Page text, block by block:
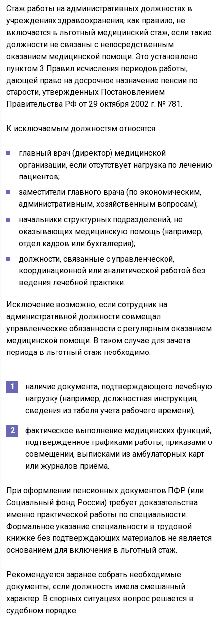
Стаж работы на административных должностях в
учреждениях здравоохранения, как правило, не
включается в льготный медицинский стаж, если такие
должности не связаны с непосредственным
оказанием медицинской помощи. Это установлено
пунктом 3 Правил исчисления периодов работы,
дающей право на досрочное назначение пенсии по
старости, утверждённых Постановлением
Правительства РФ от 29 октября 2002 г. № 781.
К исключаемым должностям относятся:
главный врач (директор) медицинской
организации, если отсутствует нагрузка по лечению
пациентов;
заместители главного врача (по экономическим,
административным, хозяйственным вопросам);
начальники структурных подразделений, не
оказывающих медицинскую помощь (например,
отдел кадров или бухгалтерия);
должности, связанные с управленческой,
координационной или аналитической работой без
ведения лечебной практики.
Исключение возможно, если сотрудник на
административной должности совмещал
управленческие обязанности с регулярным оказанием
медицинской помощи. В таком случае для зачета
периода в льготный стаж необходимо:
наличие документа, подтверждающего лечебную
нагрузку (например, должностная инструкция,
сведения из табеля учета рабочего времени);
фактическое выполнение медицинских функций,
подтвержденное графиками работы, приказами о
совмещении, выписками из амбулаторных карт
или журналов приёма.
При оформлении пенсионных документов ПФР (или
Социальный фонд России) требует доказательства
именно практической работы по специальности.
Формальное указание специальности в трудовой
книжке без подтверждающих материалов не является
основанием для включения в льготный стаж.
Рекомендуется заранее собрать необходимые
документы, если должность имела смешанный
характер. В спорных ситуациях вопрос решается в
судебном порядке.